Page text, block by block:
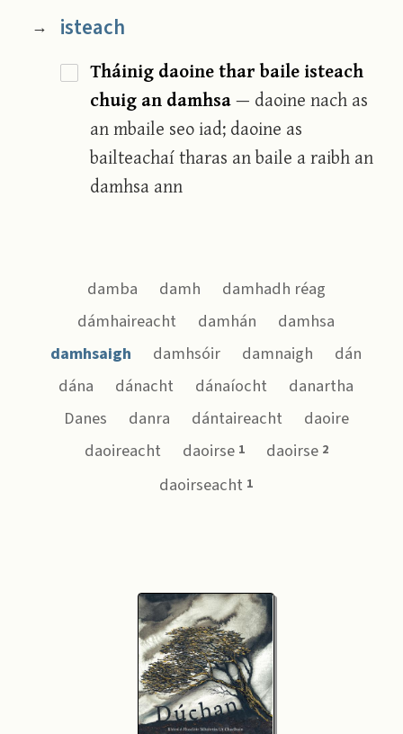
→ isteach
Tháinig daoine thar baile isteach
chuig an damhsa— daoine nach as
an mbaile seo iad; daoine as
bailteachaí tharas an baile a raibh an
damhsa ann
damba damh
damhadh réag
dámhaireacht
damhán
damhsa
damhsaigh
damhsóir damnaigh
dán
dána
dánacht dánaíocht
danartha
Danes
danra dántaireacht
daoire
daoireacht
daoirse 1 daoirse 2
daoirseacht 1